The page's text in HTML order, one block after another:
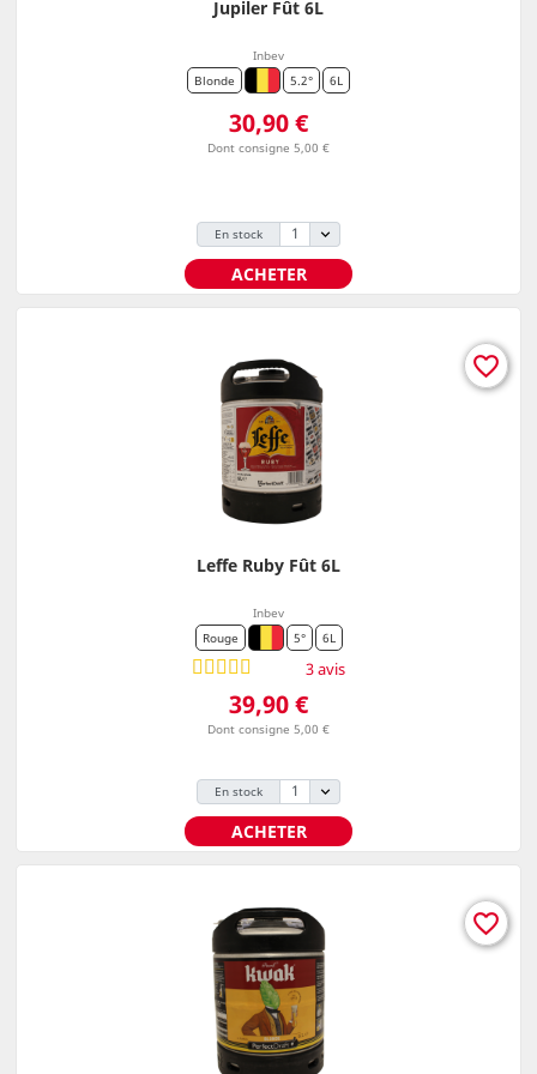
Jupiler Fût 6L
Inbev
Blonde
5.2° 6L
Prix
30,90 €
Dont consigne 5,00 €
En stock
ACHETER
Leffe Ruby Fût 6L
Inbev
Rouge
5° 6L
3 avis
Prix
39,90 €
Dont consigne 5,00 €
En stock
ACHETER
favorite_border
favorite_border